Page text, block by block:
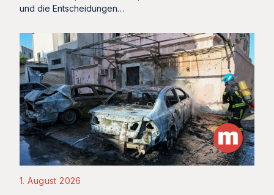
und die Entscheidungen…
1. August 2026